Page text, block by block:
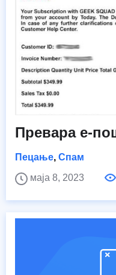
Превара е-
Пецање, Спам
маја 8, 2023